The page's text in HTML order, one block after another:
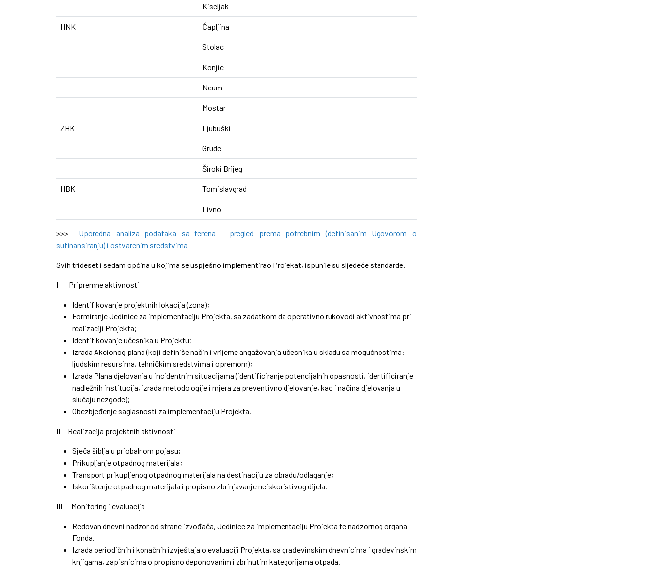
Kiseljak
HNK Čapljina
Stolac
Konjic
Neum
Mostar
ZHK Ljubuški
Grude
Široki Brijeg
HBK Tomislavgrad
Livno
>>> Uporedna analiza podataka sa terena – pregled prema potrebnim (definisanim Ugovorom o
sufinansiranju) i ostvarenim sredstvima
Svih trideset i sedam općina u kojima se uspješno implementirao Projekat, ispunile su sljedeće standarde:
I Pripremne aktivnosti
Identifikovanje projektnih lokacija (zona);
Formiranje Jedinice za implementaciju Projekta, sa zadatkom da operativno rukovodi aktivnostima pri
realizaciji Projekta;
Identifikovanje učesnika u Projektu;
Izrada Akcionog plana (koji definiše način i vrijeme angažovanja učesnika u skladu sa mogućnostima:
ljudskim resursima, tehničkim sredstvima i opremom);
Izrada Plana djelovanja u incidentnim situacijama (identificiranje potencijalnih opasnosti, identificiranje
nadležnih institucija, izrada metodologije i mjera za preventivno djelovanje, kao i načina djelovanja u
slučaju nezgode);
Obezbjeđenje saglasnosti za implementaciju Projekta.
II Realizacija projektnih aktivnosti
Sječa šiblja u priobalnom pojasu;
Prikupljanje otpadnog materijala;
Transport prikupljenog otpadnog materijala na destinaciju za obradu/odlaganje;
Iskorištenje otpadnog materijala i propisno zbrinjavanje neiskoristivog dijela.
III Monitoring i evaluacija
Redovan dnevni nadzor od strane izvođača, Jedinice za implementaciju Projekta te nadzornog organa
Fonda.
Izrada periodičnih i konačnih izvještaja o evaluaciji Projekta, sa građevinskim dnevnicima i građevinskim
knjigama, zapisnicima o propisno deponovanim i zbrinutim kategorijama otpada.